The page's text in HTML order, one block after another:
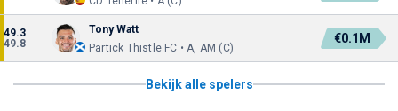
49.3
49.8
Tony Watt
Partick Thistle FC • A, AM (C)
€0.1M
Bekijk alle spelers